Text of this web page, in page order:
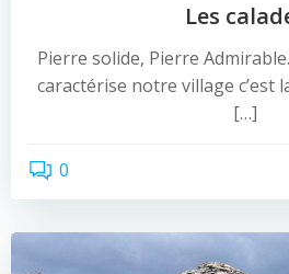
Les
Pierre solide, Pierre
caractérise notre village c’est
[…]
0